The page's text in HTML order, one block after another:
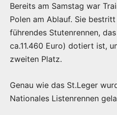
Bereits am Samstag war
Polen am Ablauf. Sie
führendes Stutenrennen,
ca.11.460 Euro) dotiert ist,
zweiten Platz.
Genau wie das St.Leger
Nationales Listenrennen